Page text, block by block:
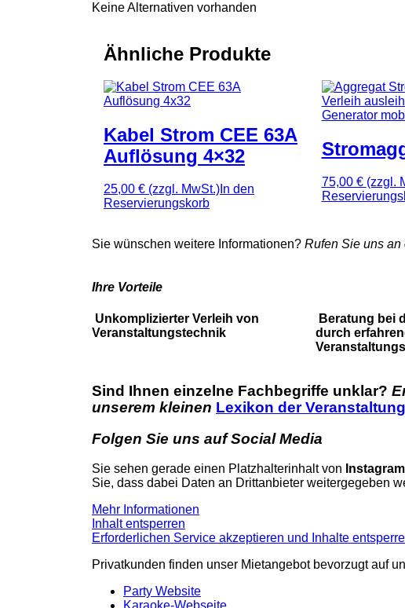
Keine Alternativen vorhanden
Ähnliche Produkte
Kabel Strom CEE 63A
Auflösung 4×32
25,00 € (zzgl. MwSt.) In den
Reservierungskorb
75,00 € (zzgl.
Sie wünschen weitere Informationen? Rufen Sie uns an
Ihre Vorteile
Unkomplizierter Verleih von
Veranstaltungstechnik
Beratung bei
durch
Sind Ihnen einzelne Fachbegriffe unklar?
unserem kleinen Lexikon der
Folgen Sie uns auf Social Media
Sie sehen gerade einen Platzhalterinhalt von Instagram
Sie, dass dabei Daten an Drittanbieter weitergegeben
Mehr Informationen
Inhalt entsperren
Erforderlichen Service akzeptieren und Inhalte
Privatkunden finden unser Mietangebot bevorzugt auf
Party Website
Karaoke-Webseite